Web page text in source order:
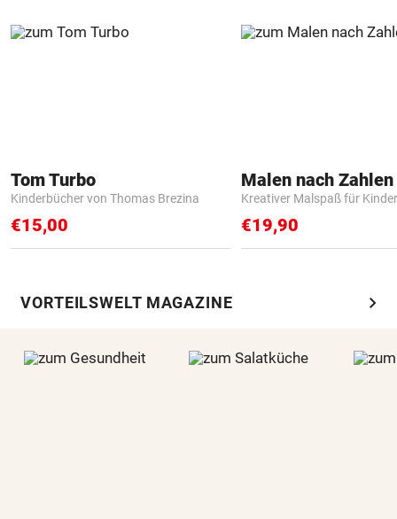
Tom Turbo
Kinderbücher von Thomas Brezina
€15,00
Kreativer Malspaß für Kinder
€19,90
VORTEILSWELT MAGAZINE chevron_right